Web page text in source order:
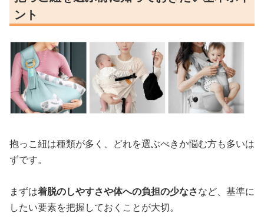
ント
抱っこ紐は種類が多く、どれを選ぶべきか悩む方も多いは
ずです。
まずは着脱のしやすさや体への負担の少なさなど、基準に
したい要素を把握しておくことが大切。